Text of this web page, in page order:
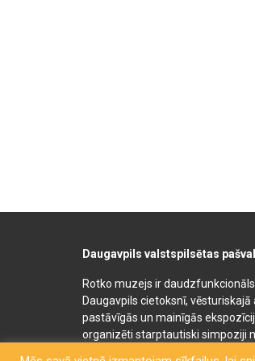
Daugavpils valstspilsētas
Rotko muzejs ir
Daugavpils cietoksnī,
pastāvīgās un mainīgās
organizēti starptautiski simpoziji